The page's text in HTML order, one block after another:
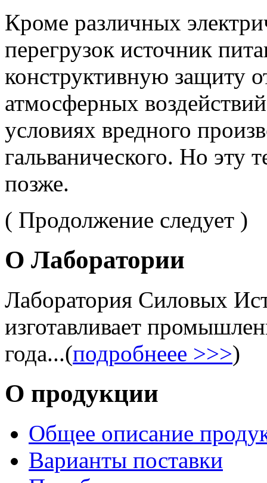
Кроме различных
перегрузок источник
конструктивную защиту
атмосферных
условиях вредного
гальванического. Но эту
позже.
( Продолжение следует )
О Лаборатории
Лаборатория Силовых
изготавливает
года...(подробнеее >>>)
О продукции
Общее описание
Варианты поставки